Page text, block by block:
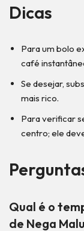
Dicas
Para um bolo
café
Se desejar,
mais rico.
Para verificar
centro; ele
Qual é o
de Nega